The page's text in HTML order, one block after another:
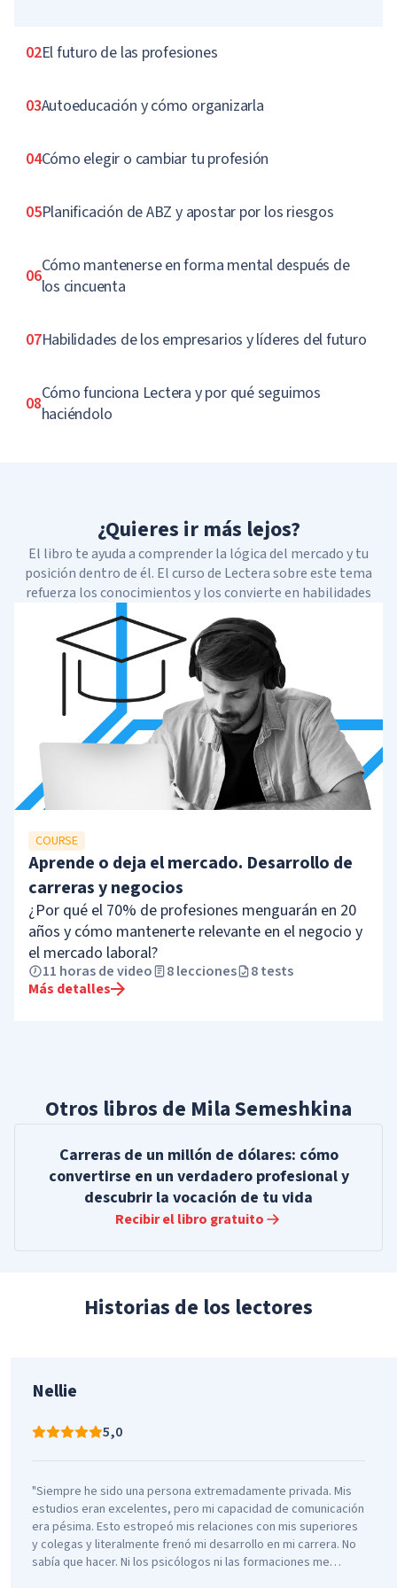
02El futuro de las profesiones
03Autoeducación y cómo organizarla
04Cómo elegir o cambiar tu profesión
05Planificación de ABZ y apostar por los riesgos
06Cómo mantenerse en forma mental después de
los cincuenta
07Habilidades de los empresarios y líderes del futuro
08Cómo funciona Lectera y por qué seguimos
haciéndolo
¿Quieres ir más lejos?
El libro te ayuda a comprender la lógica del mercado y tu
posición dentro de él. El curso de Lectera sobre este tema
refuerza los conocimientos y los convierte en habilidades
COURSE
Aprende o deja el mercado. Desarrollo de
carreras y negocios
¿Por qué el 70% de profesiones menguarán en 20
años y cómo mantenerte relevante en el negocio y
el mercado laboral?
11 horas de video 8lecciones
8 tests
Más detalles
Otros libros de Mila Semeshkina
Carreras de un millón de dólares: cómo
convertirse en un verdadero profesional y
descubrir la vocación de tu vida
Recibir el libro gratuito
Historias de los lectores
Nellie
5,0
"Siempre he sido una persona extremadamente privada. Mis
estudios eran excelentes, pero mi capacidad de comunicación
era pésima. Esto estropeó mis relaciones con mis superiores
y colegas y literalmente frenó mi desarrollo en mi carrera. No
sabía que hacer. Ni los psicólogos ni las formaciones me